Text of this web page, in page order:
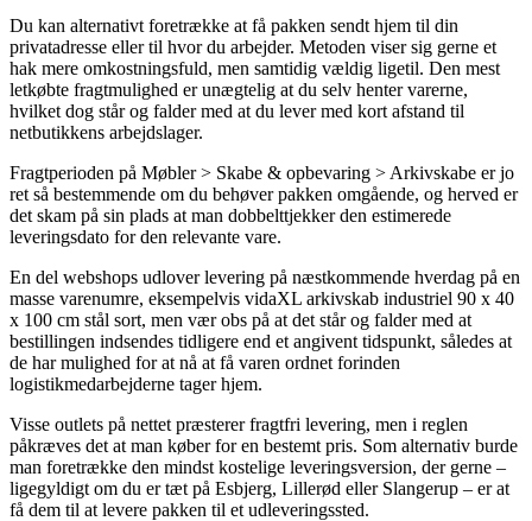
Du kan alternativt foretrække at få pakken sendt hjem til din
privatadresse eller til hvor du arbejder. Metoden viser sig gerne et
hak mere omkostningsfuld, men samtidig vældig ligetil. Den mest
letkøbte fragtmulighed er unægtelig at du selv henter varerne,
hvilket dog står og falder med at du lever med kort afstand til
netbutikkens arbejdslager.
Fragtperioden på Møbler > Skabe & opbevaring > Arkivskabe er jo
ret så bestemmende om du behøver pakken omgående, og herved er
det skam på sin plads at man dobbelttjekker den estimerede
leveringsdato for den relevante vare.
En del webshops udlover levering på næstkommende hverdag på en
masse varenumre, eksempelvis vidaXL arkivskab industriel 90 x 40
x 100 cm stål sort, men vær obs på at det står og falder med at
bestillingen indsendes tidligere end et angivent tidspunkt, således at
de har mulighed for at nå at få varen ordnet forinden
logistikmedarbejderne tager hjem.
Visse outlets på nettet præsterer fragtfri levering, men i reglen
påkræves det at man køber for en bestemt pris. Som alternativ burde
man foretrække den mindst kostelige leveringsversion, der gerne –
ligegyldigt om du er tæt på Esbjerg, Lillerød eller Slangerup – er at
få dem til at levere pakken til et udleveringssted.